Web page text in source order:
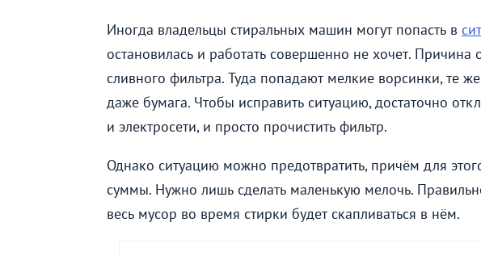
Иногда владельцы стиральных машин могут попасть в
остановилась и работать совершенно не хочет. Причина
сливного фильтра. Туда попадают мелкие ворсинки, те
даже бумага. Чтобы исправить ситуацию, достаточно
и электросети, и просто прочистить фильтр.
Однако ситуацию можно предотвратить, причём для
суммы. Нужно лишь сделать маленькую мелочь.
весь мусор во время стирки будет скапливаться в нём.